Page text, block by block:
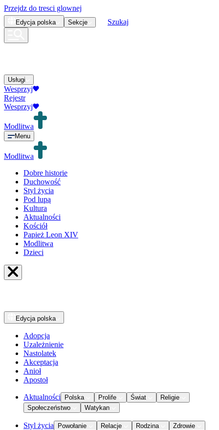
Przejdz do tresci glownej
Edycja polska Sekcje Szukaj
Usługi
Wesprzyj
Rejestr
Wesprzyj
Modlitwa
Menu
Modlitwa
Dobre historie
Duchowość
Styl życia
Pod lupą
Kultura
Aktualności
Kościół
Papież Leon XIV
Modlitwa
Dzieci
Edycja polska
Adopcja
Uzależnienie
Nastolatek
Akceptacja
Anioł
Apostoł
Aktualności Polska Prolife Świat
Religie
Społeczeństwo
Watykan
Styl życia Powołanie Relacje Rodzina
Zdrowie